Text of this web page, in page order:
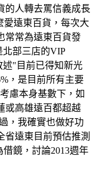
的人轉去罵信義成長
愛遠東百貨，每次大
常常為遠東百貨發
北部三店的VIP
述" 目前已得知新光
，是目前所有主要
考慮本身基數下，如
或高雄遠百都超越
，我確實也做好功
省遠東目前預估推測
借鏡，討論2013週年